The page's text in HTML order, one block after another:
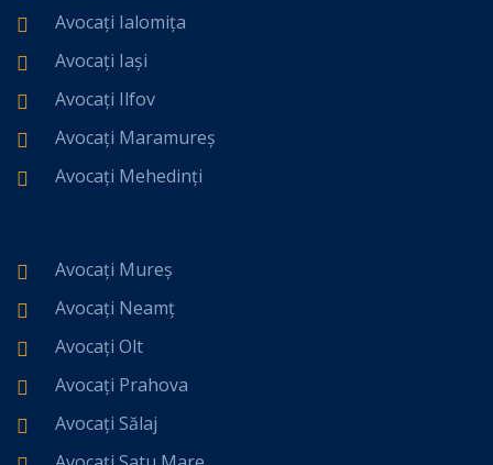
Avocați Ialomița
Avocați Iași
Avocați Ilfov
Avocați Maramureș
Avocați Mehedinți
Avocați Mureș
Avocați Neamț
Avocați Olt
Avocați Prahova
Avocați Sălaj